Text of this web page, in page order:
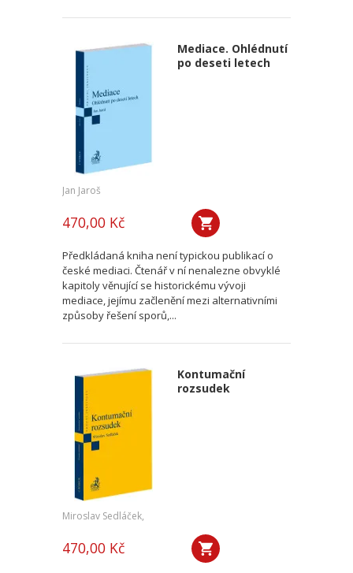
Mediace. Ohlédnutí
po deseti letech
Jan Jaroš
470,00 Kč
Předkládaná kniha není typickou publikací o
české mediaci. Čtenář v ní nenalezne obvyklé
kapitoly věnující se historickému vývoji
mediace, jejímu začlenění mezi alternativními
způsoby řešení sporů,...
Kontumační
rozsudek
Miroslav Sedláček,
470,00 Kč